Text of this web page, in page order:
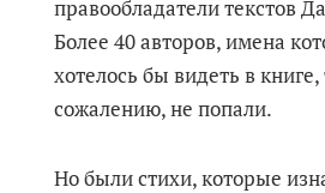
правообладатели текстов
Более 40 авторов, имена
хотелось бы видеть в книге,
сожалению, не попали.
Но были стихи, которые